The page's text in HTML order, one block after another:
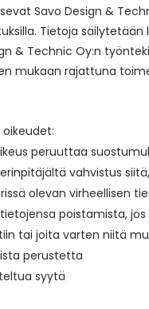
Savo Design &
Tietoja
& Technic Oy:n
mukaan rajattuna
peruuttaa
vahvistus
olevan virheellisen
poistamista,
tai joita varten niitä
perustetta
syytä